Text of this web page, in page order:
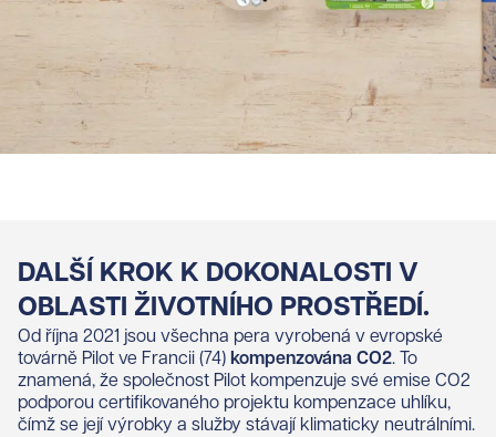
DALŠÍ KROK K DOKONALOSTI V
OBLASTI ŽIVOTNÍHO PROSTŘEDÍ.
Od října 2021 jsou všechna pera vyrobená v evropské
továrně Pilot ve Francii (74) kompenzována CO2. To
znamená, že společnost Pilot kompenzuje své emise CO2
podporou certifikovaného projektu kompenzace uhlíku,
čímž se její výrobky a služby stávají klimaticky neutrálními.